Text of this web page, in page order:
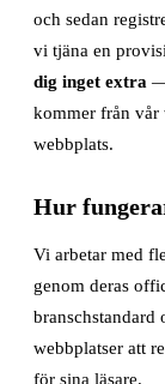
och sedan
vi tjäna en
dig inget extra —
kommer från vår
webbplats.
Hur
Vi arbetar med
genom deras
branschstandard
webbplatser att
för sina läsare.